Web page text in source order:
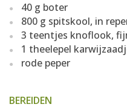
40 g boter
800 g spitskool, in
3 teentjes knoflook,
1 theelepel
rode peper
BEREIDEN